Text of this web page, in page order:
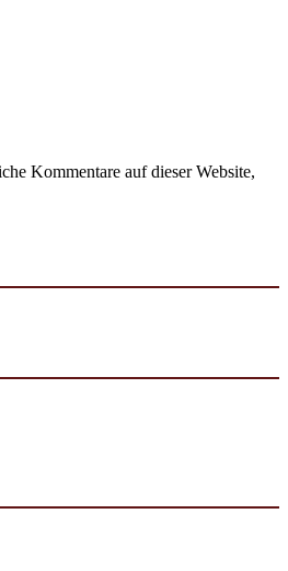
Kommentare auf dieser Website,